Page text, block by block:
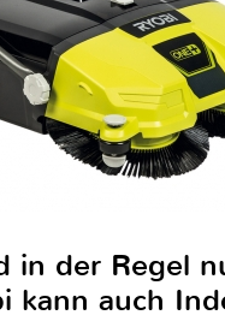
in der Regel
kann auch